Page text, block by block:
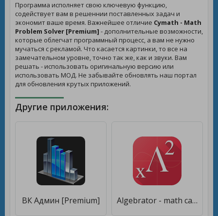
Программа исполняет свою ключевую функцию,
содействует вам в решеннии поставленных задач и
экономит ваше время. Важнейшее отличие Cymath - Math
Problem Solver [Premium] - дополнительные возможности,
которые облегчат программный процесс, а вам не нужно
мучаться с рекламой. Что касается картинки, то все на
замечательном уровне, точно так же, как и звуки. Вам
решать - использовать оригинальную версию или
использовать МОД. Не забывайте обновлять наш портал
для обновления крутых приложений.
Другие приложения:
ВК Админ [Premium] Algebrator - math calculator that shows steps [Без рекламы]